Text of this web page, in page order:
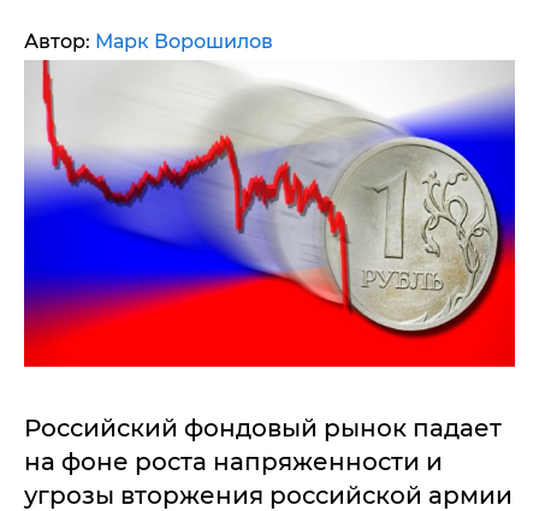
Автор: Марк Ворошилов
Российский фондовый рынок падает
на фоне роста напряженности и
угрозы вторжения российской армии